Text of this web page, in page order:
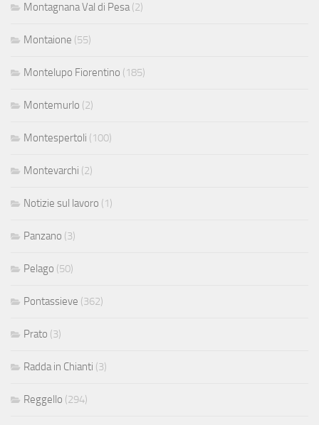
Montagnana Val di Pesa(2)
Montaione (55)
Montelupo Fiorentino (185)
Montemurlo (2)
Montespertoli (100)
Montevarchi (2)
Notizie sul lavoro (1)
Panzano (3)
Pelago (50)
Pontassieve (362)
Prato (3)
Radda in Chianti (3)
Reggello (294)